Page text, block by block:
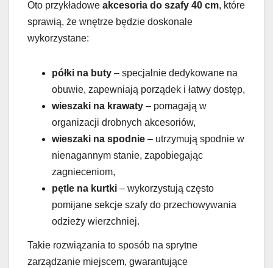
Oto przykładowe akcesoria do szafy 40 cm, które
sprawią, że wnętrze będzie doskonale
wykorzystane:
półki na buty – specjalnie dedykowane na
obuwie, zapewniają porządek i łatwy dostęp,
wieszaki na krawaty – pomagają w
organizacji drobnych akcesoriów,
wieszaki na spodnie – utrzymują spodnie w
nienagannym stanie, zapobiegając
zagnieceniom,
pętle na kurtki – wykorzystują często
pomijane sekcje szafy do przechowywania
odzieży wierzchniej.
Takie rozwiązania to sposób na sprytne
zarządzanie miejscem, gwarantujące